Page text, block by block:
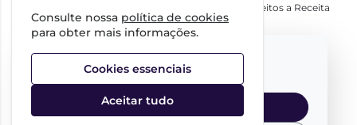
Select your language:
English
Autorizado a Disponibilizar Medicamentos Não Sujeitos a Receita
Médica através da Internet pelo Infarmed. I.P.
Dra. Cátia Costa
FARMÁCIA IMPERIAL, Complexo Farmacêutico da Guerra
509342485
Consulte nossa política de cookies
para obter mais informações.
Cookies essenciais
Aceitar tudo